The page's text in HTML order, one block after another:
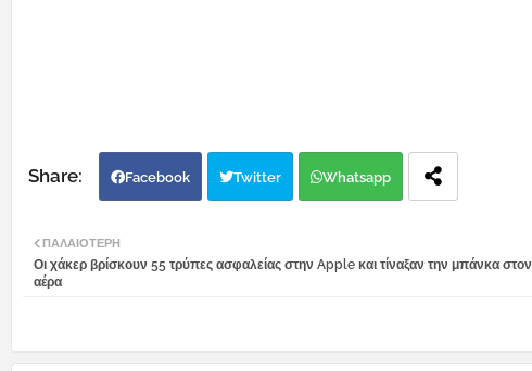
Facebook Twitter Whatsapp
ΠΑΛΑΙΌΤΕΡΗ
Οι χάκερ βρίσκουν 55 τρύπες ασφαλείας στην Apple και τίναξαν την μπάνκα στον
αέρα